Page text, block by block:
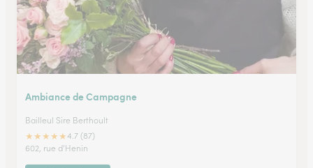
Ambiance de Campagne
Bailleul Sire Berthoult
★★★★★4.7 (87)
602, rue d'Henin